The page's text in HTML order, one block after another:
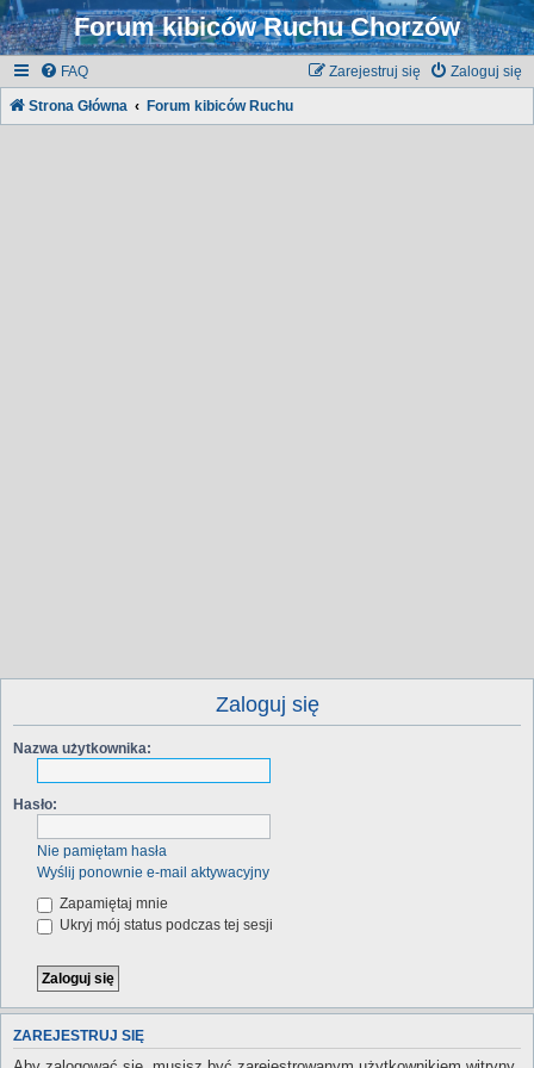
Forum kibiców Ruchu Chorzów
FAQ Zaloguj się
Zarejestruj się
Strona Główna Forum kibiców Ruchu
Zaloguj się
Nazwa użytkownika:
Hasło:
Nie pamiętam hasła
Wyślij ponownie e-mail aktywacyjny
Zapamiętaj mnie
Ukryj mój status podczas tej sesji
ZAREJESTRUJ SIĘ